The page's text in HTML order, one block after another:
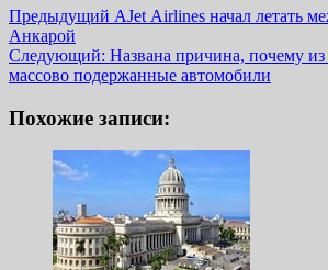
Навигация
записи
Предыдущий AJet Аirlines начал летать
Анкарой
Следующий: Названа причина, почему из
массово подержанные автомобили
Похожие записи: